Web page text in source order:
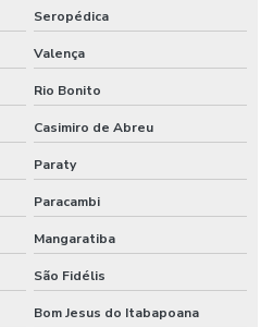
Seropédica
Valença
Rio Bonito
Casimiro de Abreu
Paraty
Paracambi
Mangaratiba
São Fidélis
Bom Jesus do Itabapoana